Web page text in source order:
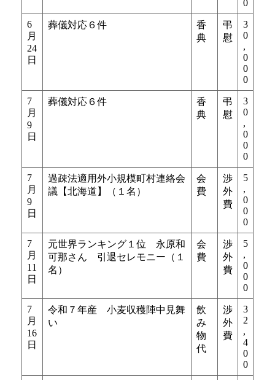
0
6
月
24
日
葬儀対応６件
香
典
弔
慰
3
0
,
0
0
0
7
月
9
日
葬儀対応６件
香
典
弔
慰
3
0
,
0
0
0
7
月
9
日
過疎法適用外小規模町村連絡会
議【北海道】（１名）
会
費
渉
外
費
5
,
0
0
0
7
月
11
日
元世界ランキング１位 永原和
可那さん 引退セレモニー（１
名）
会
費
渉
外
費
5
,
0
0
0
7
月
16
日
令和７年産 小麦収穫陣中見舞
い
飲
み
物
代
渉
外
費
3
2
,
4
0
0